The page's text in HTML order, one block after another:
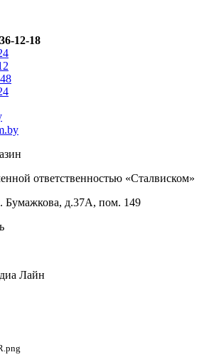
12-18
ответственностью «Сталвиском»
Бумажкова, д.37А, пом. 149
Лайн